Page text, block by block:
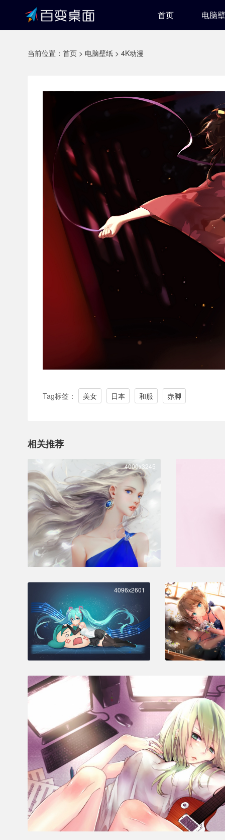
首页 电脑
当前位置： 首页 > 电脑壁纸 > 4K动漫
Tag标签： 美女 日本 和服 赤脚
相关推荐
4000x3245
4096x2601